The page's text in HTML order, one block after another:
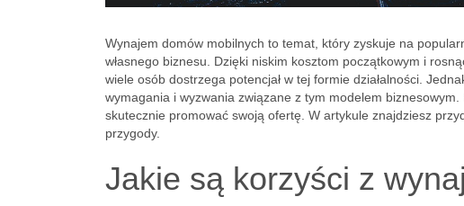
Wynajem domów mobilnych to temat, który zyskuje na
własnego biznesu. Dzięki niskim kosztom początkowym i
wiele osób dostrzega potencjał w tej formie działalności.
wymagania i wyzwania związane z tym modelem
skutecznie promować swoją ofertę. W artykule znajdziesz
przygody.
Jakie są korzyści z